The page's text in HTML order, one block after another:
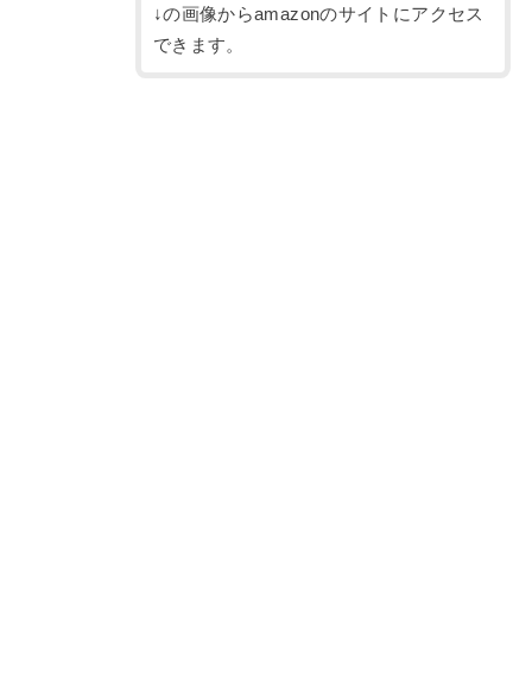
↓の画像からamazonのサイトにアクセス
できます。